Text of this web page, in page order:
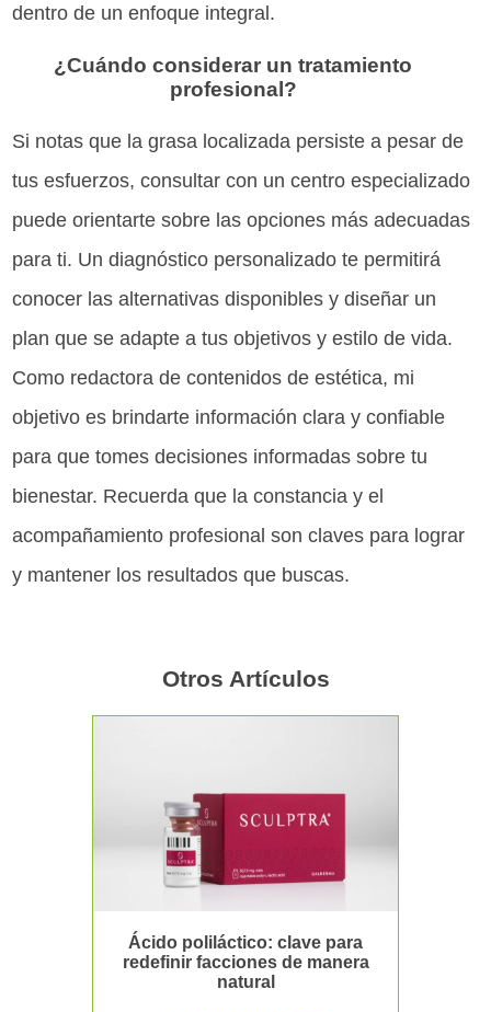
dentro de un enfoque integral.
¿Cuándo considerar un tratamiento
profesional?
Si notas que la grasa localizada persiste a pesar de
tus esfuerzos, consultar con un centro especializado
puede orientarte sobre las opciones más adecuadas
para ti. Un diagnóstico personalizado te permitirá
conocer las alternativas disponibles y diseñar un
plan que se adapte a tus objetivos y estilo de vida.
Como redactora de contenidos de estética, mi
objetivo es brindarte información clara y confiable
para que tomes decisiones informadas sobre tu
bienestar. Recuerda que la constancia y el
acompañamiento profesional son claves para lograr
y mantener los resultados que buscas.
Otros Artículos
Ácido poliláctico: clave para
redefinir facciones de manera
natural